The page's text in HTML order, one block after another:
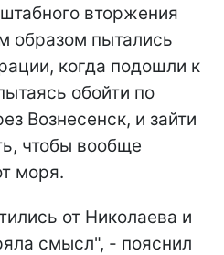
вторжения
образом пытались
когда подошли к
обойти по
Вознесенск, и зайти
чтобы вообще
моря.
от Николаева и
смысл", - пояснил